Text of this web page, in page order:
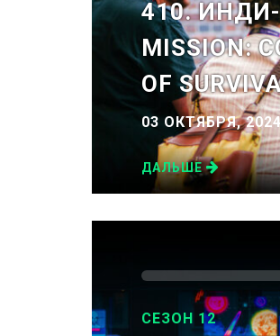
410.
MISSION:
OF
03 ОКТЯБРЯ,
ДАЛЬШЕ
СЕЗОН 12